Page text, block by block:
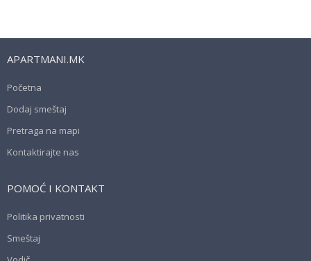
APARTMANI.MK
Početna
Dodaj smeštaj
Pretraga na mapi
Kontaktirajte nas
POMOĆ I KONTAKT
Politika privatnosti
Smeštaj